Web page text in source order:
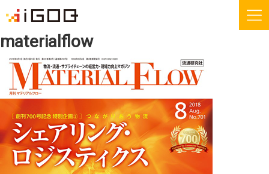
iGOQとは？
FAQ お問い合わせ
機能紹介
無料会員登録
materialflow